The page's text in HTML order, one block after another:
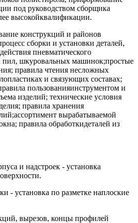
под руководством сборщика
высокойквалификации.
конструкций и районов
сборки и установки деталей,
пневматического
пил, шкуровальных машинок;простые
правила чтения несложных
и связующих составах;
пользованияинструментом и
изделий; технические условия
правила хранения
вырабатываемой
правила обработкидеталей из
и надстроек - установка
- установка по разметке наплоские
вырезов, концы профилей